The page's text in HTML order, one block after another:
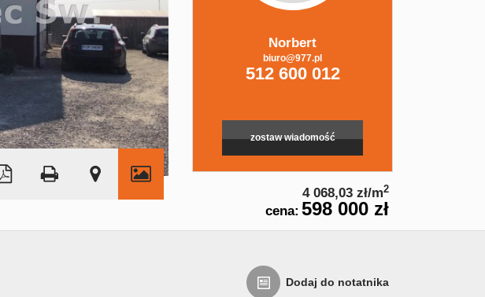
Leaflet|© MapTiler ©OpenStreetMap contributors
Norbert
biuro@977.pl
512 600 012
zostaw wiadomość
4 068,03 zł/m2
cena: 598 000 zł
Dodaj do notatnika